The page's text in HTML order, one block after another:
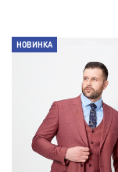
НОВИНКА